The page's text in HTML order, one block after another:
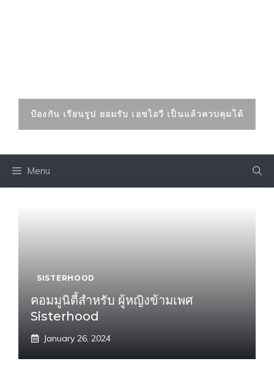
ป้องกัน เรียนรูป ยอมรับ เอชไอวี เป็นแล้วควบคุมได้
Menu
SISTERHOOD
คอมมูนิตี้สำหรับ ผู้หญิงข้ามเพศ
Sisterhood
January 26, 2024